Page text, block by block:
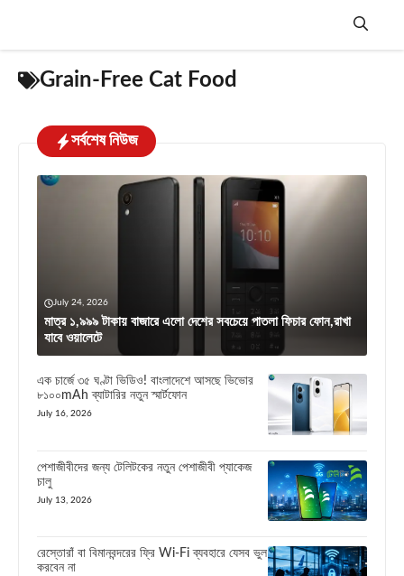
Menu
Grain-Free Cat Food
সর্বশেষ নিউজ
July 24, 2026
মাত্র ১,৯৯৯ টাকায় বাজারে এলো দেশের সবচেয়ে পাতলা ফিচার ফোন,রাখা
যাবে ওয়ালেটে
এক চার্জে ৩৫ ঘণ্টা ভিডিও! বাংলাদেশে আসছে ভিভোর
৮১০০mAh ব্যাটারির নতুন স্মার্টফোন
July 16, 2026
পেশাজীবীদের জন্য টেলিটকের নতুন পেশাজীবী প্যাকেজ
চালু
July 13, 2026
রেস্তোরাঁ বা বিমানবন্দরের ফ্রি Wi-Fi ব্যবহারে যেসব ভুল
করবেন না